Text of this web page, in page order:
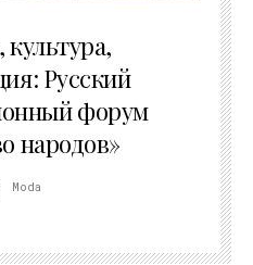
Русский
форум
народов»
Moda